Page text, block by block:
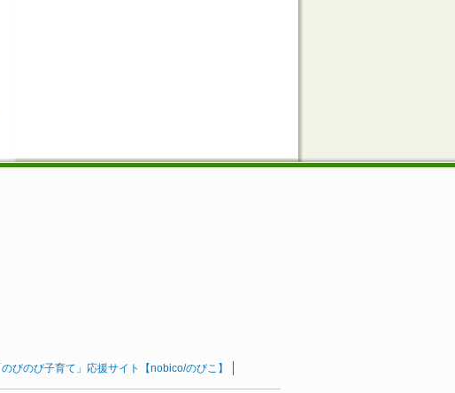
びのび子育て」応援サイト【nobico/のびこ】